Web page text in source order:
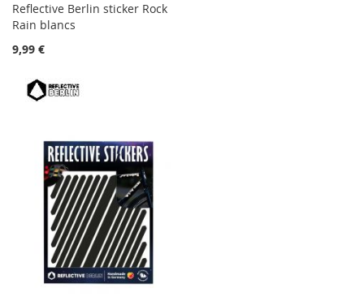
Reflective Berlin sticker Rock
Rain blancs
9,99 €